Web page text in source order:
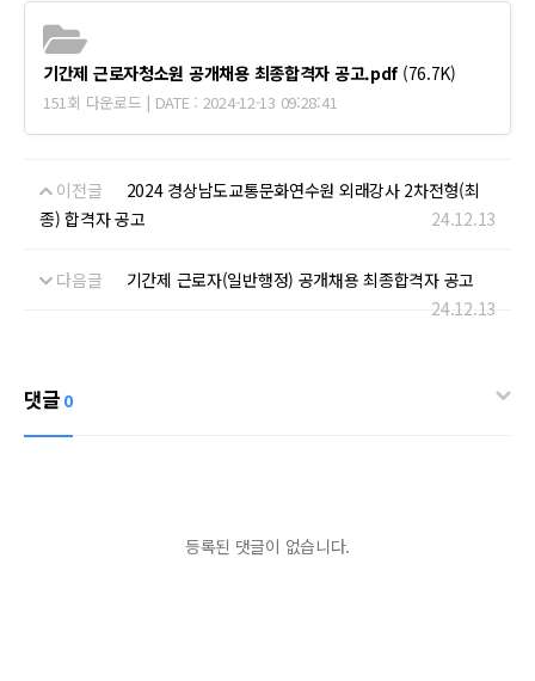
기간제 근로자청소원 공개채용 최종합격자 공고.pdf (76.7K)
151회 다운로드 | DATE : 2024-12-13 09:28:41
이전글
2024 경상남도교통문화연수원 외래강사 2차전형(최
종) 합격자 공고
24.12.13
다음글
기간제 근로자(일반행정) 공개채용 최종합격자 공고
24.12.13
댓글 0
등록된 댓글이 없습니다.